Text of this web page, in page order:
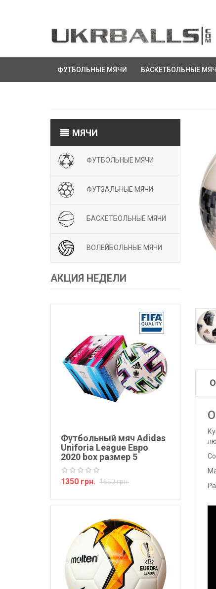
ФУТБОЛЬНЫЕ МЯЧИ БАСКЕТБОЛЬНЫЕ
МЯЧИ
ФУТБОЛЬНЫЕ МЯЧИ
ФУТЗАЛЬНЫЕ МЯЧИ
БАСКЕТБОЛЬНЫЕ МЯЧИ
ВОЛЕЙБОЛЬНЫЕ МЯЧИ
АКЦИЯ НЕДЕЛИ
Футбольный мяч Adidas
Uniforia League Евро
2020 box размер 5
1350 грн. 1650 грн.